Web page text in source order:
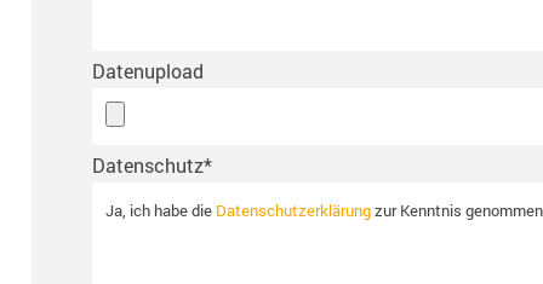
Datenupload
Datenschutz*
Ja, ich habe die Datenschutzerklärungzur Kenntnis